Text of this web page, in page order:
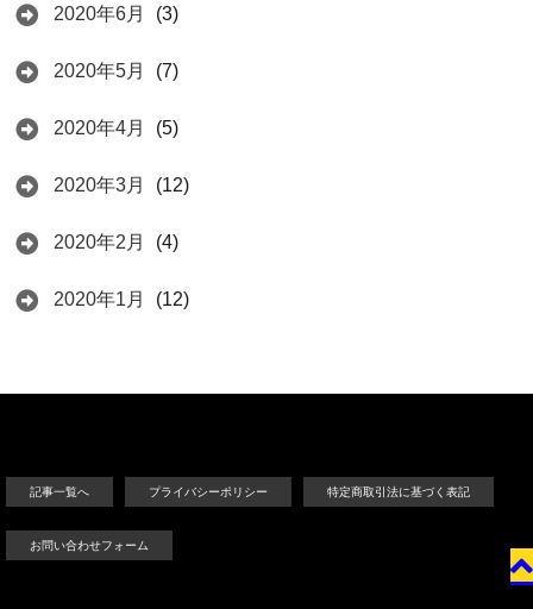
2020年6月 (3)
2020年5月 (7)
2020年4月 (5)
2020年3月 (12)
2020年2月 (4)
2020年1月 (12)
記事一覧へ プライバシーポリシー 特定商取引法に基づく表記
お問い合わせフォーム